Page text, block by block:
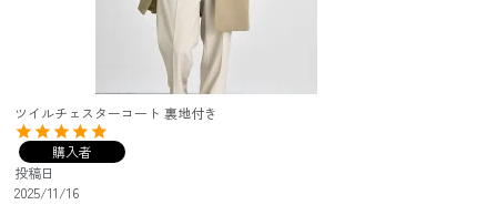
ツイルチェスターコート 裏地付き
購入者
投稿日
2025/11/16